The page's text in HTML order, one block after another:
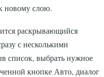
новому слою.
раскрывающийся
с несколькими
список, выбрать нужное
кнопке Авто, диалог